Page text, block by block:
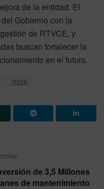
de la entidad. El
Gobierno con la
de RTVCE, y
buscan fortalecer la
en el futuro.
rtvce
de 3,5 Millones
de mantenimiento